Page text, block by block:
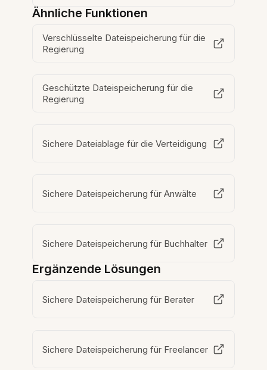
Ähnliche Funktionen
Verschlüsselte Dateispeicherung für die
Regierung
Geschützte Dateispeicherung für die
Regierung
Sichere Dateiablage für die Verteidigung
Sichere Dateispeicherung für Anwälte
Sichere Dateispeicherung für Buchhalter
Ergänzende Lösungen
Sichere Dateispeicherung für Berater
Sichere Dateispeicherung für Freelancer